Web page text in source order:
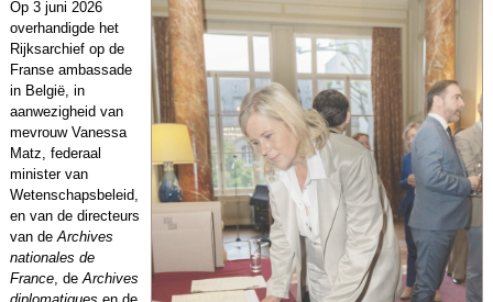
Op 3 juni 2026
overhandigde het
Rijksarchief op de
Franse ambassade
in België, in
aanwezigheid van
mevrouw Vanessa
Matz, federaal
minister van
Wetenschapsbeleid,
en van de directeurs
van deArchives
nationales de
France, deArchives